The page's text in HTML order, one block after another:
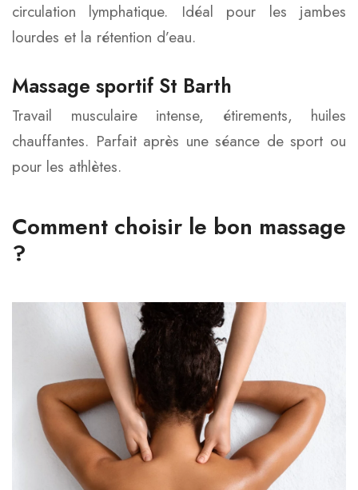
circulation lymphatique. Idéal pour les jambes
lourdes et la rétention d’eau.
Massage sportif St Barth
Travail musculaire intense, étirements, huiles
chauffantes. Parfait après une séance de sport ou
pour les athlètes.
Comment choisir le bon massage
?